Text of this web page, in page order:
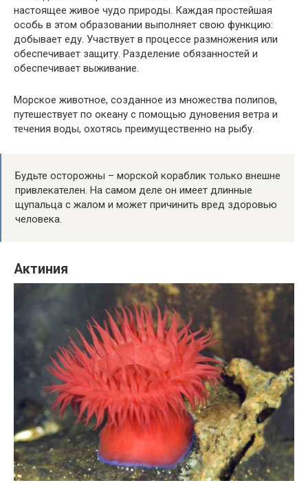
настоящее живое чудо природы. Каждая простейшая
особь в этом образовании выполняет свою функцию:
добывает еду. Участвует в процессе размножения или
обеспечивает защиту. Разделение обязанностей и
обеспечивает выживание.
Морское животное, созданное из множества полипов,
путешествует по океану с помощью дуновения ветра и
течения воды, охотясь преимущественно на рыбу.
Будьте осторожны – морской кораблик только внешне
привлекателен. На самом деле он имеет длинные
щупальца с жалом и может причинить вред здоровью
человека.
Актиния